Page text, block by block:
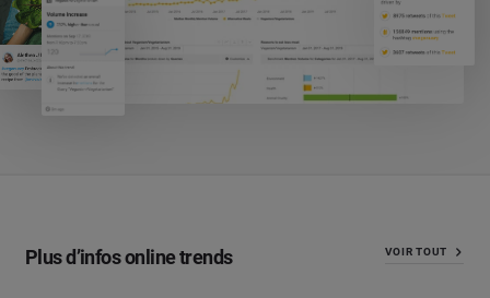
Plus d’infos online trends VOIR TOUT